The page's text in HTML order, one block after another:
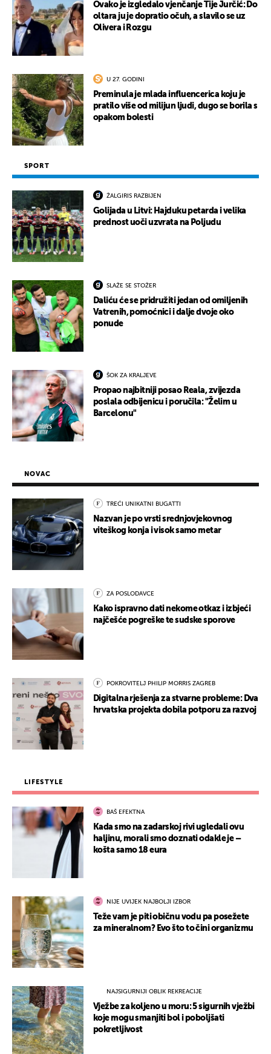
Ovako je izgledalo vjenčanje Tije Jurčić: Do
oltara ju je dopratio očuh, a slavilo se uz
Olivera i Rozgu
U 27. GODINI
Preminula je mlada influencerica koju je
pratilo više od milijun ljudi, dugo se borila s
opakom bolesti
SPORT
ŽALGIRIS RAZBIJEN
Golijada u Litvi: Hajduku petarda i velika
prednost uoči uzvrata na Poljudu
SLAŽE SE STOŽER
Daliću će se pridružiti jedan od omiljenih
Vatrenih, pomoćnici i dalje dvoje oko
ponude
ŠOK ZA KRALJEVE
Propao najbitniji posao Reala, zvijezda
poslala odbijenicu i poručila: "Želim u
Barcelonu"
NOVAC
TREĆI UNIKATNI BUGATTI
Nazvan je po vrsti srednjovjekovnog
viteškog konja i visok samo metar
ZA POSLODAVCE
Kako ispravno dati nekome otkaz i izbjeći
najčešće pogreške te sudske sporove
POKROVITELJ PHILIP MORRIS ZAGREB
Digitalna rješenja za stvarne probleme: Dva
hrvatska projekta dobila potporu za razvoj
LIFESTYLE
BAŠ EFEKTNA
Kada smo na zadarskoj rivi ugledali ovu
haljinu, morali smo doznati odakle je –
košta samo 18 eura
NIJE UVIJEK NAJBOLJI IZBOR
Teže vam je piti običnu vodu pa posežete
za mineralnom? Evo što to čini organizmu
NAJSIGURNIJI OBLIK REKREACIJE
Vježbe za koljeno u moru: 5 sigurnih vježbi
koje mogu smanjiti bol i poboljšati
pokretljivost